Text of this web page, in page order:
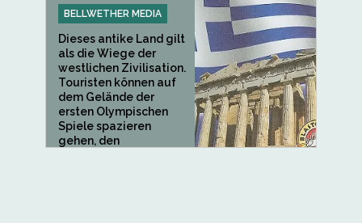
BELLWETHER MEDIA
Dieses antike Land gilt
als die Wiege der
westlichen Zivilisation.
Touristen können auf
dem Gelände der
ersten Olympischen
Spiele spazieren
gehen, den